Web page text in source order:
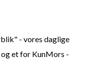
- vores daglige
et for KunMors -